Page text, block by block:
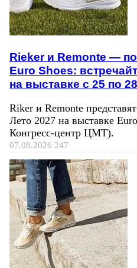
Rieker и Remonte —
Euro Shoes:
на выставке с 25 по
Riker и Remonte
Лето 2027 на выставке
Конгресс‑центр ЦМТ).
07.08.2026 247